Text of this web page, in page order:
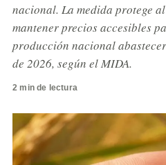
nacional. La medida protege
mantener precios accesibles
producción nacional
de 2026, según el MIDA.
2 min de lectura